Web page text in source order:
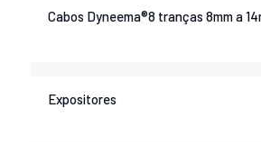
Cabos Dyneema®8 tranças 8mm a
Expositores